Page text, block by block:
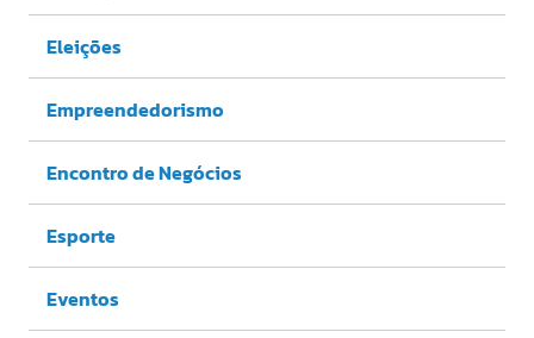
Eleições
Empreendedorismo
Encontro de Negócios
Esporte
Eventos